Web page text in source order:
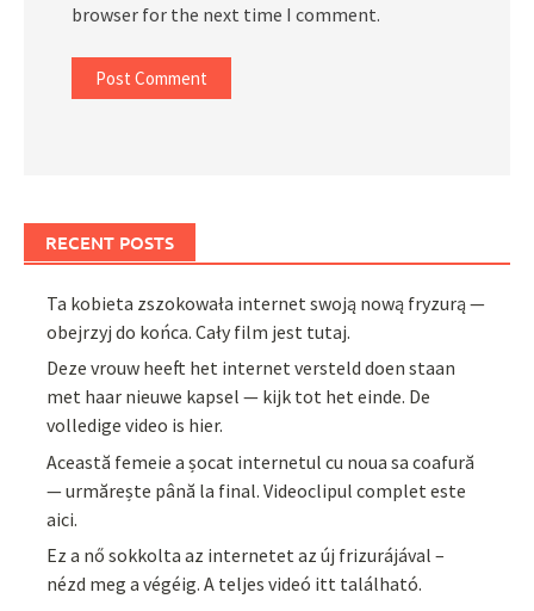
browser for the next time I comment.
RECENT POSTS
Ta kobieta zszokowała internet swoją nową fryzurą —
obejrzyj do końca. Cały film jest tutaj.
Deze vrouw heeft het internet versteld doen staan
met haar nieuwe kapsel — kijk tot het einde. De
volledige video is hier.
Această femeie a șocat internetul cu noua sa coafură
— urmărește până la final. Videoclipul complet este
aici.
Ez a nő sokkolta az internetet az új frizurájával –
nézd meg a végéig. A teljes videó itt található.